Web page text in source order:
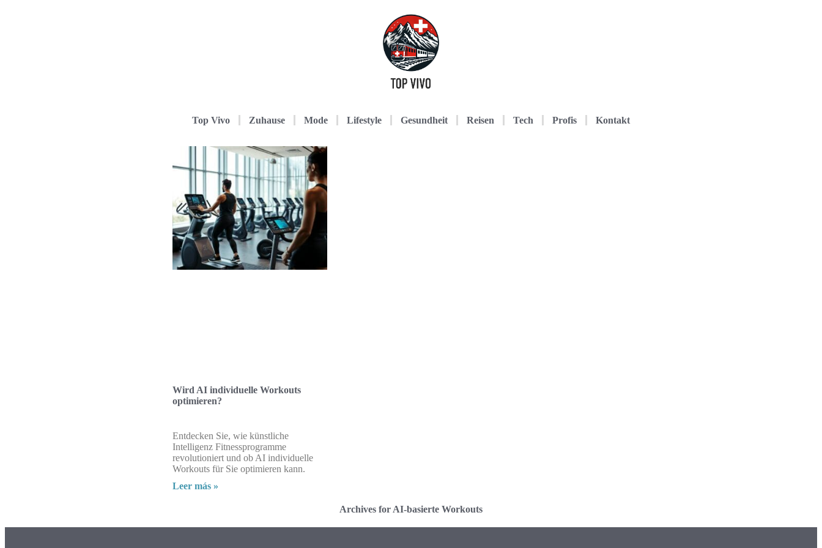
Top Vivo Zuhause Mode Lifestyle Gesundheit Reisen Tech Profis Kontakt
Wird AI individuelle Workouts
optimieren?
Entdecken Sie, wie künstliche
Intelligenz Fitnessprogramme
revolutioniert und ob AI individuelle
Workouts für Sie optimieren kann.
Leer más »
Archives for AI-basierte Workouts